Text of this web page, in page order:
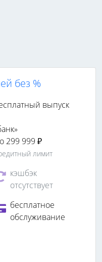
без %
выпуск
299 999 ₽
лимит
кэшбэк
отсутствует
бесплатное
обслуживание